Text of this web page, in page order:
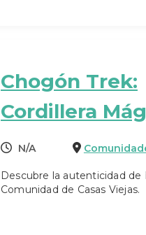
Chogón Trek:
Cordillera
N/A
Descubre la autenticidad de
Comunidad de Casas Viejas.